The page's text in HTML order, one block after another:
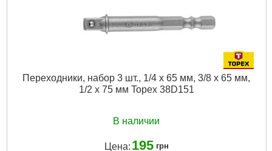
Переходники, набор 3 шт., 1/4 x 65 мм, 3/8 x 65 мм,
1/2 x 75 мм Topex 38D151
В наличии
Цена: 195 грн